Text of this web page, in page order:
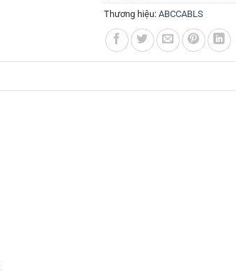
Thương hiệu: ABCCABLS